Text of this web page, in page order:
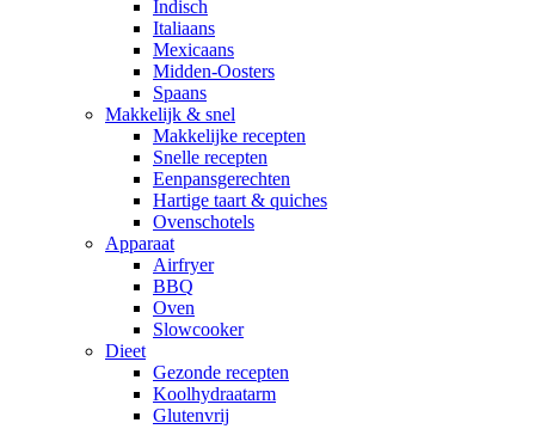
Indisch
Italiaans
Mexicaans
Midden-Oosters
Spaans
Makkelijk & snel
Makkelijke recepten
Snelle recepten
Eenpansgerechten
Hartige taart & quiches
Ovenschotels
Apparaat
Airfryer
BBQ
Oven
Slowcooker
Dieet
Gezonde recepten
Koolhydraatarm
Glutenvrij